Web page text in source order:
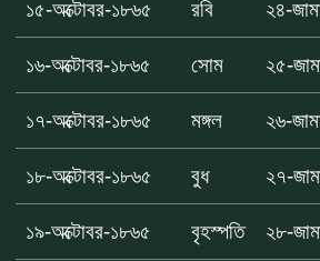
১৫-অক্টোবর-১৮৬৫ রবি ২৪-
১৬-অক্টোবর-১৮৬৫ সোম ২৫-
১৭-অক্টোবর-১৮৬৫ মঙ্গল ২৬-
১৮-অক্টোবর-১৮৬৫ বুধ ২৭-
১৯-অক্টোবর-১৮৬৫ বৃহস্পতি ২৮-